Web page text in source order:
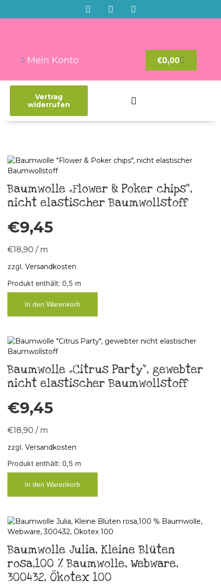
Mein Konto €0,00
Vertrag
widerrufen
Baumwolle „Flower & Poker chips“,
nicht elastischer Baumwollstoff
€9,45
€18,90 / m
zzgl. Versandkosten
Produkt enthält: 0,5 m
In den Warenkorb
Baumwolle „Citrus Party“, gewebter
nicht elastischer Baumwollstoff
€9,45
€18,90 / m
zzgl. Versandkosten
Produkt enthält: 0,5 m
In den Warenkorb
Baumwolle Julia, Kleine Blüten
rosa,100 % Baumwolle, Webware,
300432, Ökotex 100